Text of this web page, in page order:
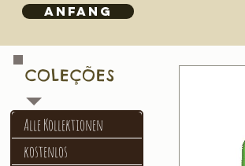
ANFANG
Alle Kollektionen
kostenlos
COLEÇÕES